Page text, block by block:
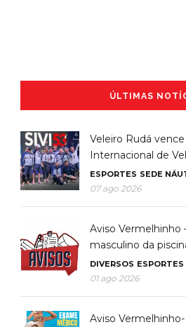
ÚLTIMAS
Veleiro Rudá vence
Internacional de
ESPORTES SEDE
07 ago 2026
Aviso Vermelhinho
masculino da
DIVERSOS ESPORTES
01 ago 2026
Aviso